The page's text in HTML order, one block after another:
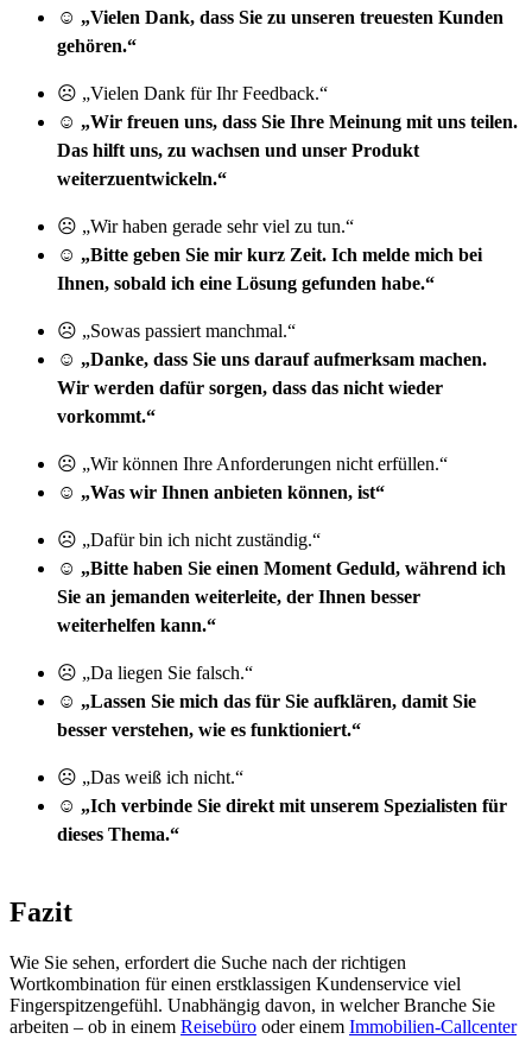
☺ „Vielen Dank, dass Sie zu unseren treuesten Kunden
gehören.“
☹ „Vielen Dank für Ihr Feedback.“
☺ „Wir freuen uns, dass Sie Ihre Meinung mit uns teilen.
Das hilft uns, zu wachsen und unser Produkt
weiterzuentwickeln.“
☹ „Wir haben gerade sehr viel zu tun.“
☺ „Bitte geben Sie mir kurz Zeit. Ich melde mich bei
Ihnen, sobald ich eine Lösung gefunden habe.“
☹ „Sowas passiert manchmal.“
☺ „Danke, dass Sie uns darauf aufmerksam machen.
Wir werden dafür sorgen, dass das nicht wieder
vorkommt.“
☹ „Wir können Ihre Anforderungen nicht erfüllen.“
☺ „Was wir Ihnen anbieten können, ist“
☹ „Dafür bin ich nicht zuständig.“
☺ „Bitte haben Sie einen Moment Geduld, während ich
Sie an jemanden weiterleite, der Ihnen besser
weiterhelfen kann.“
☹ „Da liegen Sie falsch.“
☺ „Lassen Sie mich das für Sie aufklären, damit Sie
besser verstehen, wie es funktioniert.“
☹ „Das weiß ich nicht.“
☺ „Ich verbinde Sie direkt mit unserem Spezialisten für
dieses Thema.“
Fazit
Wie Sie sehen, erfordert die Suche nach der richtigen
Wortkombination für einen erstklassigen Kundenservice viel
Fingerspitzengefühl. Unabhängig davon, in welcher Branche Sie
arbeiten – ob in einem Reisebüro oder einem Immobilien-Callcenter